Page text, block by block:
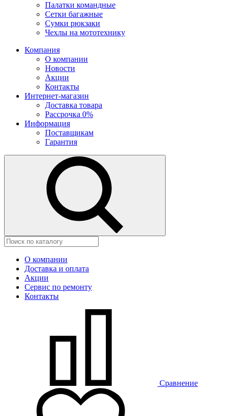
Палатки командные
Сетки багажные
Сумки рюкзаки
Чехлы на мототехнику
Компания
О компании
Новости
Акции
Контакты
Интернет-магазин
Доставка товара
Рассрочка 0%
Информация
Поставщикам
Гарантия
О компании
Доставка и оплата
Акции
Сервис по ремонту
Контакты
Сравнение